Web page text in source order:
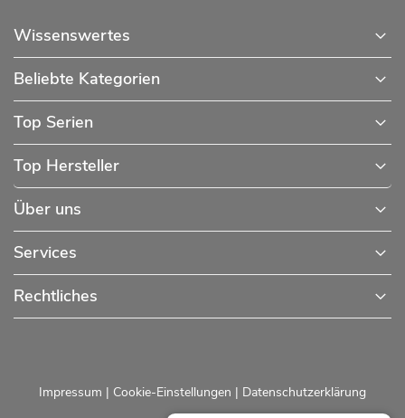
Wissenswertes
Beliebte Kategorien
Top Serien
Top Hersteller
Über uns
Services
Rechtliches
Impressum | Cookie-Einstellungen | Datenschutzerklärung